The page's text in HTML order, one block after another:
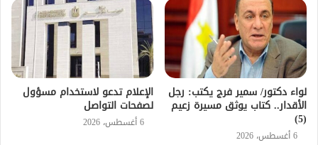
لواء دكتور/ سمير فرج يكتب: رجل
الأقدار.. كتاب يوثق مسيرة زعيم
(5)
6 أغسطس، 2026
الإعلام تدعو لاستخدام مسؤول
لصفحات التواصل
6 أغسطس، 2026